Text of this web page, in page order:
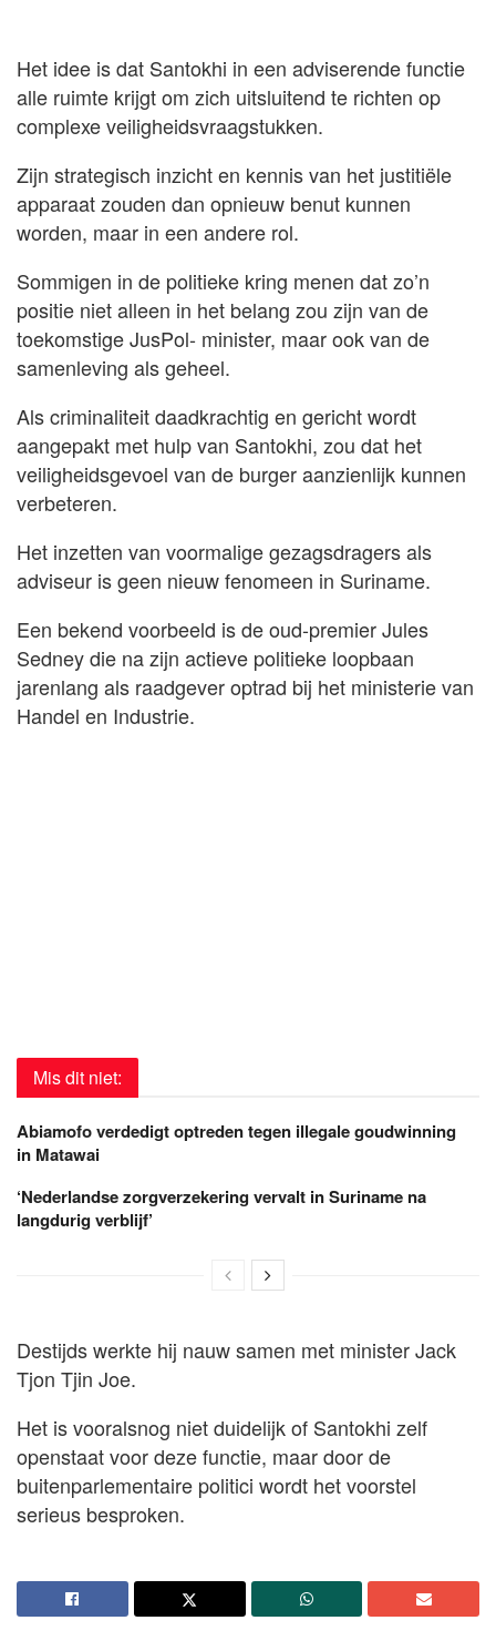
Het idee is dat Santokhi in een adviserende functie
alle ruimte krijgt om zich uitsluitend te richten op
complexe veiligheidsvraagstukken.
Zijn strategisch inzicht en kennis van het justitiële
apparaat zouden dan opnieuw benut kunnen
worden, maar in een andere rol.
Sommigen in de politieke kring menen dat zo’n
positie niet alleen in het belang zou zijn van de
toekomstige JusPol- minister, maar ook van de
samenleving als geheel.
Als criminaliteit daadkrachtig en gericht wordt
aangepakt met hulp van Santokhi, zou dat het
veiligheidsgevoel van de burger aanzienlijk kunnen
verbeteren.
Het inzetten van voormalige gezagsdragers als
adviseur is geen nieuw fenomeen in Suriname.
Een bekend voorbeeld is de oud-premier Jules
Sedney die na zijn actieve politieke loopbaan
jarenlang als raadgever optrad bij het ministerie van
Handel en Industrie.
Mis dit niet:
Abiamofo verdedigt optreden tegen illegale goudwinning
in Matawai
‘Nederlandse zorgverzekering vervalt in Suriname na
langdurig verblijf’
Destijds werkte hij nauw samen met minister Jack
Tjon Tjin Joe.
Het is vooralsnog niet duidelijk of Santokhi zelf
openstaat voor deze functie, maar door de
buitenparlementaire politici wordt het voorstel
serieus besproken.